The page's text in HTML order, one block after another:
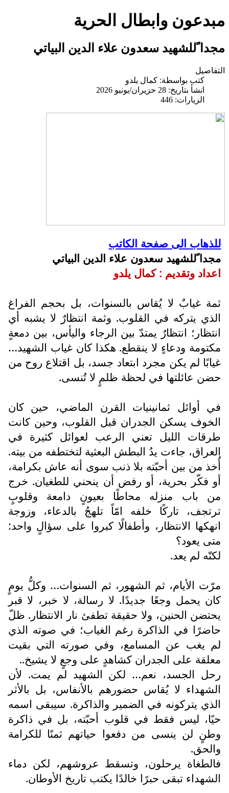
مبدعون وابطال الحرية
مجدا ًللشهيد سعدون علاء الدين البياتي
التفاصيل
كتب بواسطة: كمال يلدو
انشأ بتاريخ: 28 حزيران/يونيو 2026
الزيارات: 446
للذهاب الى صفحة الكاتب
مجدا ًللشهيد سعدون علاء الدين البياتي
اعداد وتقديم : كمال يلدو
ثمة غيابٌ لا يُقاس بالسنوات، بل بحجم الفراغ
الذي يتركه في القلوب. وثمة انتظارٌ لا يشبه أي
انتظار؛ انتظارٌ يمتدّ بين الرجاء واليأس، بين دمعةٍ
مكتومة ودعاءٍ لا ينقطع. هكذا كان غياب الشهيد…
غيابًا لم يكن مجرد ابتعاد جسد، بل اقتلاع روح من
حضن عائلتها في لحظة ظلمٍ لا تُنسى.
في أوائل ثمانينيات القرن الماضي، حين كان
الخوف يسكن الجدران قبل القلوب، وحين كانت
طرقات الليل تعني الرعب لعوائل كثيرة في
العراق، جاءت يدُ البطش البعثية لتختطفه من بيته.
أُخذ من بين أحبّته بلا ذنب سوى أنه عاش بكرامة،
أو فكّر بحرية، أو رفض أن ينحني للطغيان. خرج
من باب منزله محاطًا بعيونٍ دامعة وقلوبٍ
ترتجف، تاركًا خلفه امّاً تلهجُ بالدعاء، وزوجة
انهكها الانتظار، وأطفالًا كبروا على سؤالٍ واحد:
متى يعود؟
لكنّه لم يعد.
مرّت الأيام، ثم الشهور، ثم السنوات… وكلُّ يومٍ
كان يحمل وجعًا جديدًا. لا رسالة، لا خبر، لا قبر
يحتضن الحنين، ولا حقيقة تطفئ نار الانتظار. ظلّ
حاضرًا في الذاكرة رغم الغياب؛ في صوته الذي
لم يغب عن المسامع، وفي صورته التي بقيت
معلقة على الجدران كشاهدٍ على وجعٍ لا يشيخ..
رحل الجسد، نعم… لكن الشهيد لم يمت. لأن
الشهداء لا يُقاس حضورهم بالأنفاس، بل بالأثر
الذي يتركونه في الضمير والذاكرة. سيبقى اسمه
حيًا، ليس فقط في قلوب أحبّته، بل في ذاكرة
وطنٍ لن ينسى من دفعوا حياتهم ثمنًا للكرامة
والحق.
فالطغاة يرحلون، وتسقط عروشهم، لكن دماء
الشهداء تبقى حبرًا خالدًا يكتب تاريخ الأوطان.